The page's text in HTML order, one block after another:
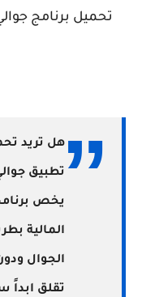
تحميل برنامج
هل تريد
تطبيق
يخص
المالية
الجوال
تقلق ابداً